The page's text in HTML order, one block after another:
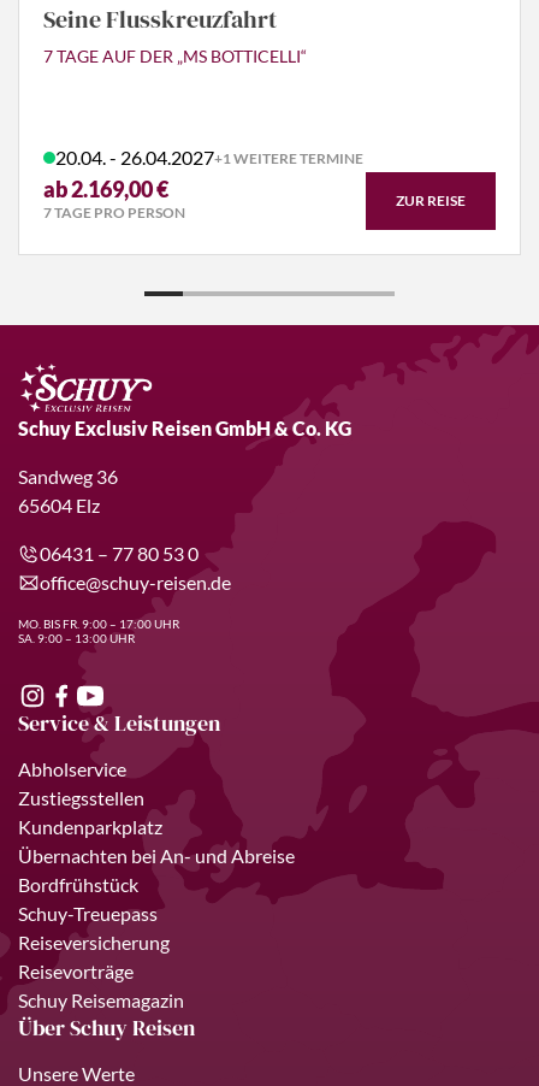
Seine Flusskreuzfahrt
7 TAGE AUF DER „MS BOTTICELLI“
20.04. - 26.04.2027+1 WEITERE TERMINE
ab 2.169,00 €
7 TAGE PRO PERSON
ZUR REISE
Schuy Exclusiv Reisen GmbH & Co. KG
Sandweg 36
65604 Elz
06431 – 77 80 53 0
office@schuy-reisen.de
MO. BIS FR. 9:00 – 17:00 UHR
SA. 9:00 – 13:00 UHR
Service & Leistungen
Abholservice
Zustiegsstellen
Kundenparkplatz
Übernachten bei An- und Abreise
Bordfrühstück
Schuy-Treuepass
Reiseversicherung
Reisevorträge
Schuy Reisemagazin
Über Schuy Reisen
Unsere Werte